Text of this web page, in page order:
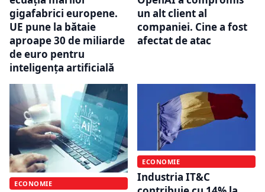
gigafabrici europene.
UE pune la bătaie
aproape 30 de miliarde
de euro pentru
inteligența artificială
un alt client al
companiei. Cine a fost
afectat de atac
ECONOMIE
ECONOMIE
Industria IT&C